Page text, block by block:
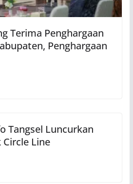
Terima Penghargaan
Penghargaan
Tangsel Luncurkan
Circle Line